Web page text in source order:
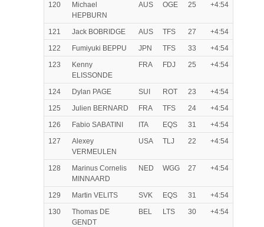
120
Michael
HEPBURN
AUS OGE 25 +4:54
121 Jack BOBRIDGE AUS TFS 27
+4:54
122
Fumiyuki BEPPU JPN TFS 33
+4:54
123
Kenny
ELISSONDE
FRA FDJ 25 +4:54
124 Dylan PAGE SUI ROT 23
+4:54
125
Julien BERNARD FRA TFS 24
+4:54
126
Fabio SABATINI ITA EQS 31
+4:54
127
Alexey
VERMEULEN
USA TLJ 22 +4:54
128
Marinus Cornelis
MINNAARD
NED WGG 27 +4:54
129 Martin VELITS SVK EQS 31
+4:54
130
Thomas DE
GENDT
BEL LTS 30 +4:54